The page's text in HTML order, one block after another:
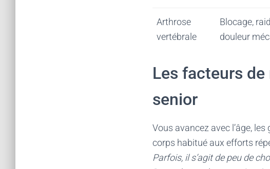
Arthrose
vertébrale
Blocage,
douleur
Les facteurs
senior
Vous avancez avec l’âge,
corps habitué aux efforts
Parfois, il s’agit de peu de